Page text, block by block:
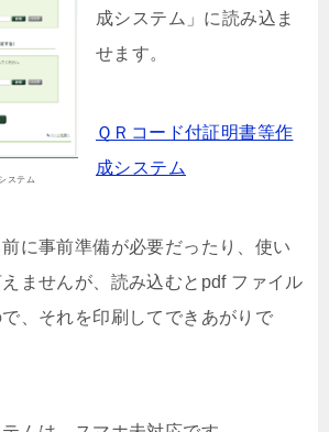
ステム
成システム」に読み込ま
せます。
ＱＲコード付証明書等作
成システム
に事前準備が必要だったり、使い
ませんが、読み込むとpdf ファイル
、それを印刷してできあがりで